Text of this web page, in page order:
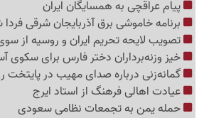
پیام عراقچی به همسایگان ایران
برنامه خاموشی برق آذربایجان شرقی فردا شنبه 17
تصویب لایحه تحریم ایران و روسیه از
خیز وزنه‌برداران دختر فارس برای سکوی
گمانه‌زنی درباره صدای مهیب در پایتخت
عیادت اهالی فرهنگ از استاد ایرج
حمله یمن به تجمعات نظامی سعودی